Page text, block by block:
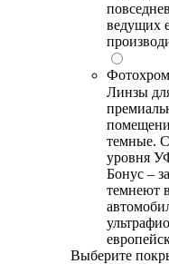
ведущих
Линзы
темные.
уровня
Бонус –
темнеют
Выберите